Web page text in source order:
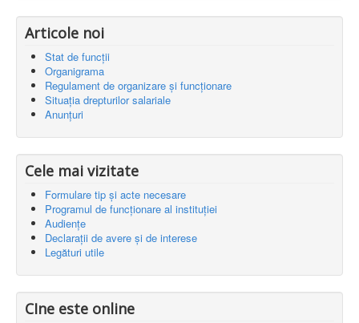
Articole noi
Stat de funcții
Organigrama
Regulament de organizare și funcționare
Situația drepturilor salariale
Anunțuri
Cele mai vizitate
Formulare tip și acte necesare
Programul de funcționare al instituției
Audiențe
Declarații de avere și de interese
Legături utile
CIne este online